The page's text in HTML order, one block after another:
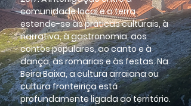
comunidade local e a terra
estende-se às práticas culturais, à
narrativa, à gastronomia, aos
contos populares, ao canto e à
dança, às romarias e às festas. Na
Beira Baixa, a cultura arraiana ou
cultura fronteiriça está
profundamente ligada ao território.